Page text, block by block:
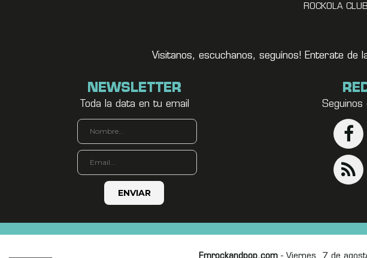
ROCKOLA CLUB
Visitanos, escuchanos, seguínos! Enterate de
NEWSLETTER
Toda la data en tu email